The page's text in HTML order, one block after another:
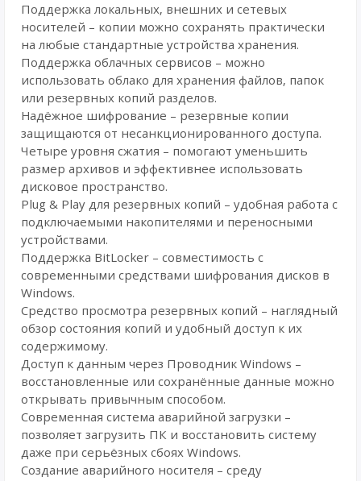
Поддержка локальных, внешних и сетевых
носителей – копии можно сохранять практически
на любые стандартные устройства хранения.
Поддержка облачных сервисов – можно
использовать облако для хранения файлов, папок
или резервных копий разделов.
Надёжное шифрование – резервные копии
защищаются от несанкционированного доступа.
Четыре уровня сжатия – помогают уменьшить
размер архивов и эффективнее использовать
дисковое пространство.
Plug & Play для резервных копий – удобная работа с
подключаемыми накопителями и переносными
устройствами.
Поддержка BitLocker – совместимость с
современными средствами шифрования дисков в
Windows.
Средство просмотра резервных копий – наглядный
обзор состояния копий и удобный доступ к их
содержимому.
Доступ к данным через Проводник Windows –
восстановленные или сохранённые данные можно
открывать привычным способом.
Современная система аварийной загрузки –
позволяет загрузить ПК и восстановить систему
даже при серьёзных сбоях Windows.
Создание аварийного носителя – среду